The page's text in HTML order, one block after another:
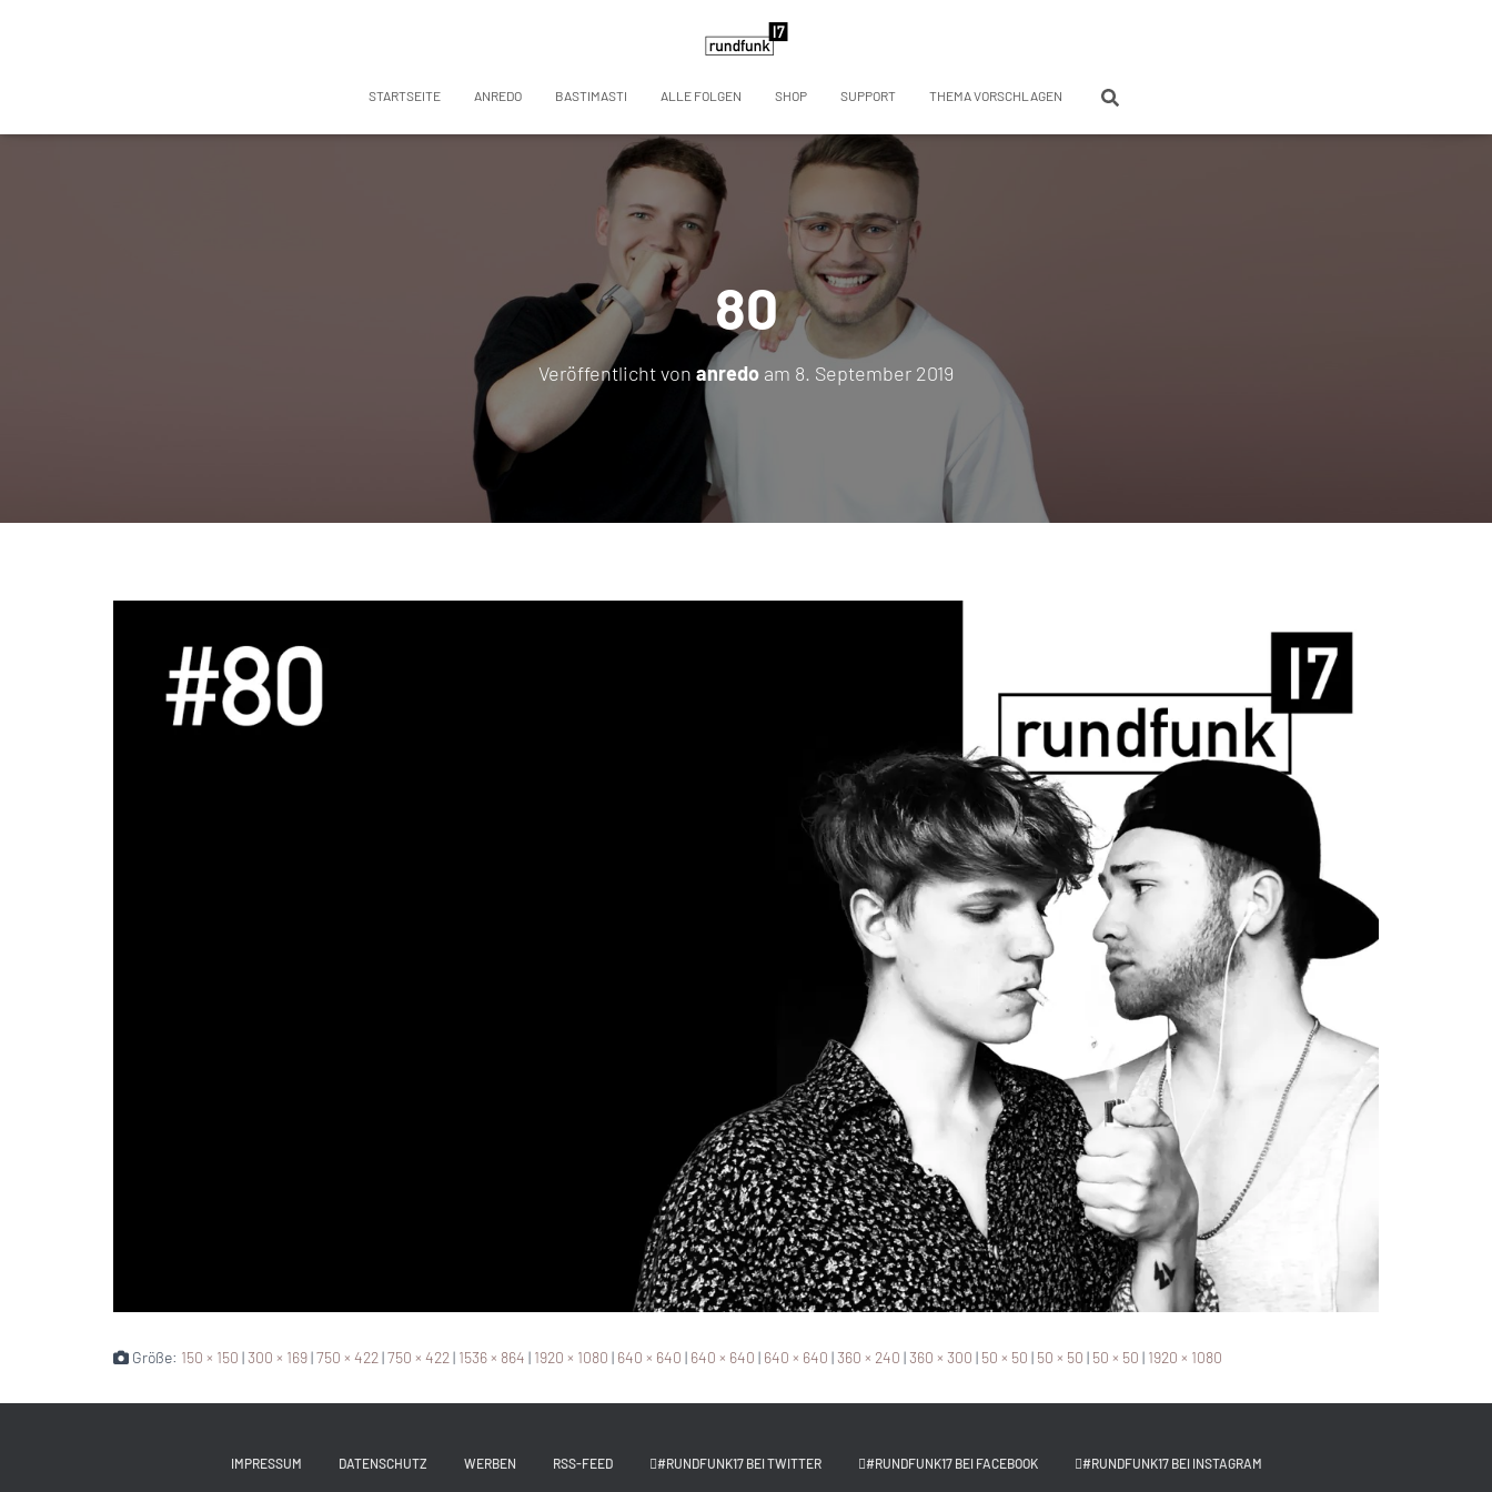
STARTSEITE ANREDO BASTIMASTI ALLE FOLGEN SHOP SUPPORT THEMA VORSCHLAGEN
80
Veröffentlicht von anredo am 8. September 2019
Größe: 150 × 150 |300 × 169|750 × 422|750 × 422| 1536 × 864 | 1920 × 1080 | 640 × 640 | 640 × 640 | 640 × 640 |360 × 240 |360 × 300 | 50 × 50 | 50 × 50 | 50 × 50 | 1920 × 1080
IMPRESSUM DATENSCHUTZ WERBEN RSS-FEED #RUNDFUNK17 BEI TWITTER #RUNDFUNK17 BEI FACEBOOK #RUNDFUNK17 BEI INSTAGRAM